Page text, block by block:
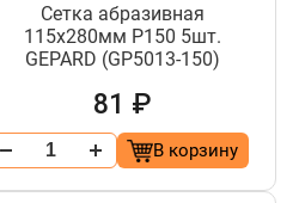
Сетка абразивная
115х280мм Р150 5шт.
GEPARD (GP5013-150)
81 ₽
В корзину